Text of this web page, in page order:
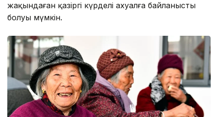
жақындаған қазіргі күрделі ахуалға байланысты
болуы мүмкін.